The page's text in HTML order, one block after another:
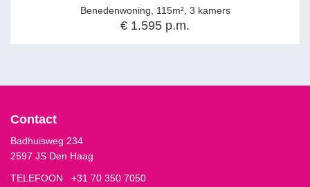
Benedenwoning, 115m², 3 kamers
€ 1.595 p.m.
Contact
Badhuisweg 234
2597 JS Den Haag
TELEFOON +31 70 350 7050